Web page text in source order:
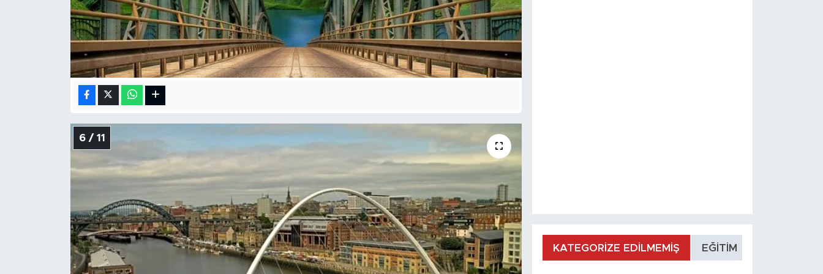
6 / 11
KATEGORİZE EDİLMEMİŞ EĞİTİM